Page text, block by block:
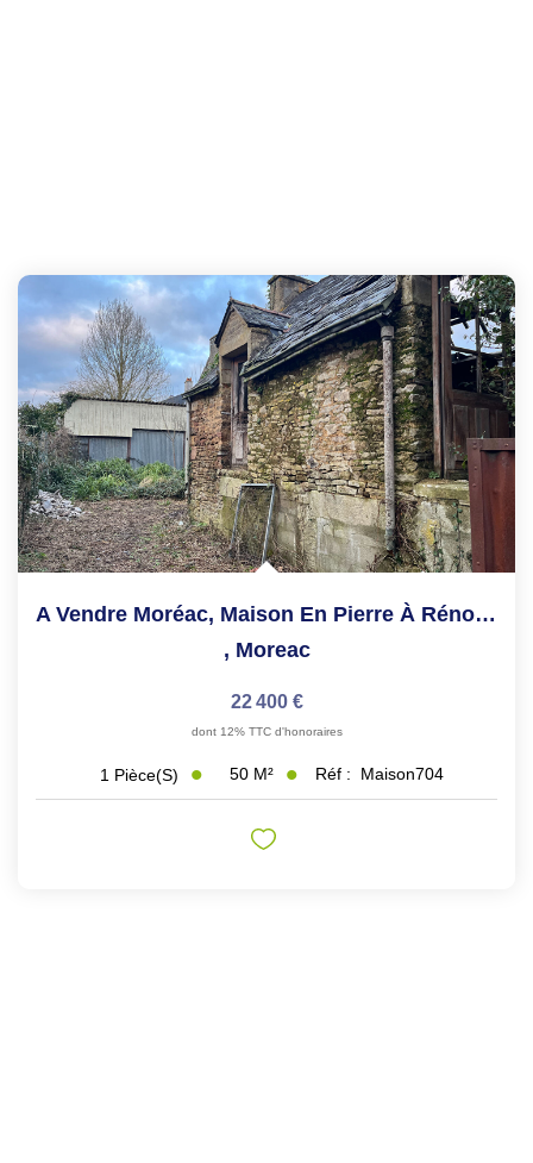
A Vendre Moréac, Maison En Pierre À Rénover, Sur Un Terrain...
, Moreac
22 400 €
dont 12% TTC d'honoraires
1 Pièce(s) 50 M² Réf : Maison704